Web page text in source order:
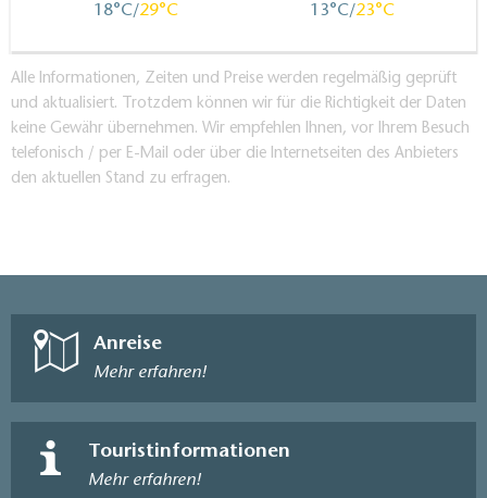
18 29 13 23
Alle Informationen, Zeiten und Preise werden regelmäßig geprüft
und aktualisiert. Trotzdem können wir für die Richtigkeit der Daten
keine Gewähr übernehmen. Wir empfehlen Ihnen, vor Ihrem Besuch
telefonisch / per E-Mail oder über die Internetseiten des Anbieters
den aktuellen Stand zu erfragen.
Anreise
Mehr erfahren!
Touristinformationen
Mehr erfahren!